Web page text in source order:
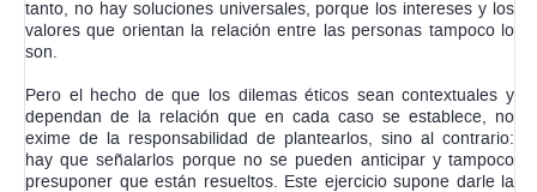
tanto, no hay soluciones universales, porque los intereses y los
valores que orientan la relación entre las personas tampoco lo
son.
Pero el hecho de que los dilemas éticos sean contextuales y
dependan de la relación que en cada caso se establece, no
exime de la responsabilidad de plantearlos, sino al contrario:
hay que señalarlos porque no se pueden anticipar y tampoco
presuponer que están resueltos. Este ejercicio supone darle la